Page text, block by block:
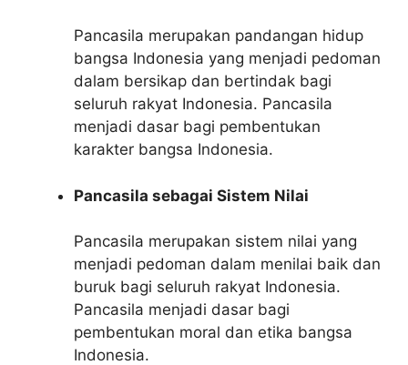
Pancasila merupakan pandangan hidup
bangsa Indonesia yang menjadi pedoman
dalam bersikap dan bertindak bagi
seluruh rakyat Indonesia. Pancasila
menjadi dasar bagi pembentukan
karakter bangsa Indonesia.
Pancasila sebagai Sistem Nilai
Pancasila merupakan sistem nilai yang
menjadi pedoman dalam menilai baik dan
buruk bagi seluruh rakyat Indonesia.
Pancasila menjadi dasar bagi
pembentukan moral dan etika bangsa
Indonesia.